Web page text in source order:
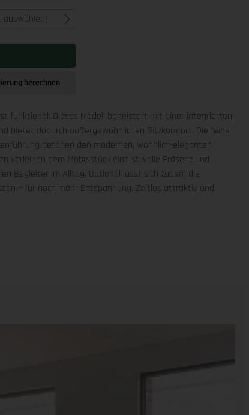
auswählen)
berechnen
funktional: Dieses Modell begeistert mit einer integrierten
bietet dadurch außergewöhnlichen Sitzkomfort. Die feine
betonen den modernen, wohnlich-eleganten
verleihen dem Möbelstück eine stilvolle Präsenz und
Begleiter im Alltag. Optional lässt sich zudem die
– für noch mehr Entspannung. Zeitlos attraktiv und